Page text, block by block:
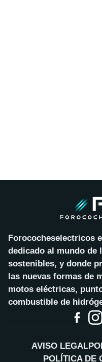
Forococheselectricos
dedicado al mundo de
sostenibles, y donde
las nuevas formas de
motos eléctricas,
combustible de
AVISO LEGAL
POLÍTICA DE